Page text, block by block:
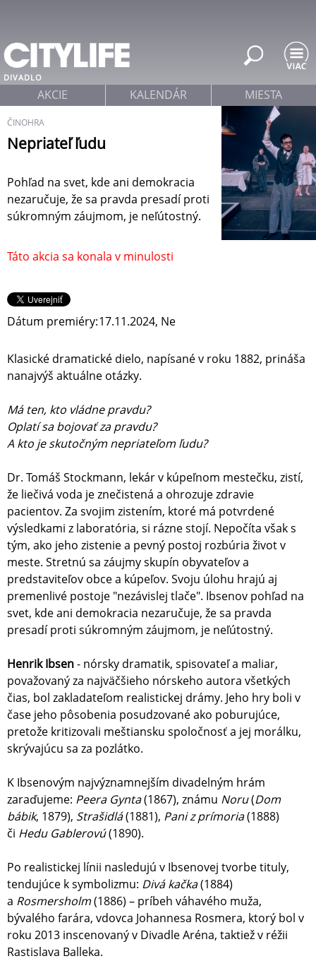
DIVADLO
ČINOHRA
Nepriateľ ľudu
Pohľad na svet, kde ani demokracia
nezaručuje, že sa pravda presadí proti
súkromným záujmom, je neľútostný.
Táto akcia sa konala v minulosti
Dátum premiéry:17.11.2024, Ne
Klasické dramatické dielo, napísané v roku 1882, prináša
nanajvýš aktuálne otázky.
Má ten, kto vládne pravdu?
Oplatí sa bojovať za pravdu?
A kto je skutočným nepriateľom ľudu?
Dr. Tomáš Stockmann, lekár v kúpeľnom mestečku, zistí,
že liečivá voda je znečistená a ohrozuje zdravie
pacientov. Za svojim zistením, ktoré má potvrdené
výsledkami z laboratória, si rázne stojí. Nepočíta však s
tým, ako jeho zistenie a pevný postoj rozbúria život v
meste. Stretnú sa záujmy skupín obyvateľov a
predstaviteľov obce a kúpeľov. Svoju úlohu hrajú aj
premenlivé postoje "nezávislej tlače". Ibsenov pohľad na
svet, kde ani demokracia nezaručuje, že sa pravda
presadí proti súkromným záujmom, je neľútostný.
Henrik Ibsen- nórsky dramatik, spisovateľ a maliar,
považovaný za najväčšieho nórskeho autora všetkých
čias, bol zakladateľom realistickej drámy. Jeho hry boli v
čase jeho pôsobenia posudzované ako poburujúce,
pretože kritizovali meštiansku spoločnosť a jej morálku,
skrývajúcu sa za pozlátko.
K Ibsenovým najvýznamnejším divadelným hrám
zaraďujeme: Peera Gynta(1867), známu Noru(Dom
bábik, 1879), Strašidlá(1881), Pani z prímoria(1888)
či Hedu Gablerovú(1890).
Po realistickej línii nasledujú v Ibsenovej tvorbe tituly,
tendujúce k symbolizmu: Divá kačka(1884)
a Rosmersholm(1886) – príbeh váhavého muža,
bývalého farára, vdovca Johannesa Rosmera, ktorý bol v
roku 2013 inscenovaný v Divadle Aréna, taktiež v réžii
Rastislava Balleka.
AKCIE KALENDÁR MIESTA